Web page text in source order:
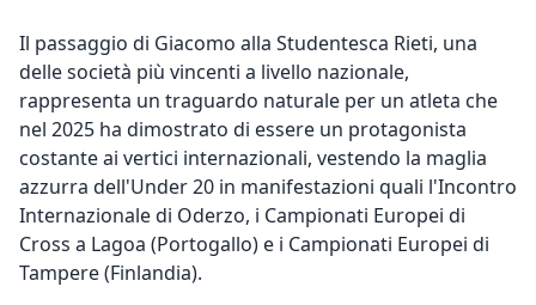
Il passaggio di Giacomo alla Studentesca Rieti, una
delle società più vincenti a livello nazionale,
rappresenta un traguardo naturale per un atleta che
nel 2025 ha dimostrato di essere un protagonista
costante ai vertici internazionali, vestendo la maglia
azzurra dell'Under 20 in manifestazioni quali l'Incontro
Internazionale di Oderzo, i Campionati Europei di
Cross a Lagoa (Portogallo) e i Campionati Europei di
Tampere (Finlandia).